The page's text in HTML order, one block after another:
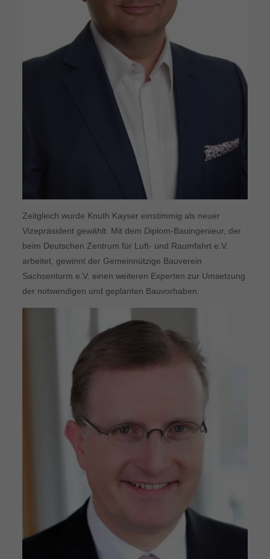
Zeitgleich wurde Knuth Kayser einstimmig als neuer
Vizepräsident gewählt. Mit dem Diplom-Bauingenieur, der
beim Deutschen Zentrum für Luft- und Raumfahrt e.V.
arbeitet, gewinnt der Gemeinnützige Bauverein
Sachsenturm e.V. einen weiteren Experten zur Umsetzung
der notwendigen und geplanten Bauvorhaben.